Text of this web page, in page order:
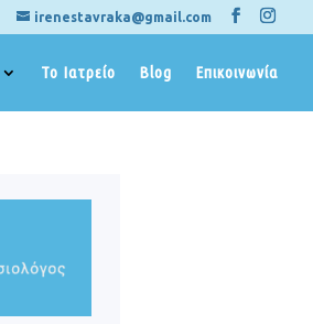
irenestavraka@gmail.com
Το Ιατρείο Blog Επικοινωνία